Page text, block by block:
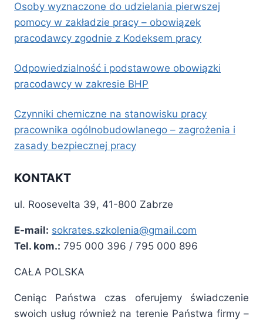
Osoby wyznaczone do udzielania pierwszej
pomocy w zakładzie pracy – obowiązek
pracodawcy zgodnie z Kodeksem pracy
Odpowiedzialność i podstawowe obowiązki
pracodawcy w zakresie BHP
Czynniki chemiczne na stanowisku pracy
pracownika ogólnobudowlanego – zagrożenia i
zasady bezpiecznej pracy
KONTAKT
ul. Roosevelta 39, 41-800 Zabrze
E-mail: sokrates.szkolenia@gmail.com
Tel. kom.: 795 000 396 / 795 000 896
CAŁA POLSKA
Ceniąc Państwa czas oferujemy świadczenie
swoich usług również na terenie Państwa firmy –